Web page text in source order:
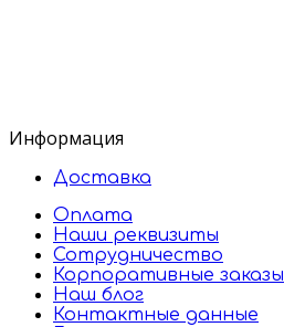
Информация
Доставка
Оплата
Наши реквизиты
Сотрудничество
Корпоративные заказы
Наш блог
Контактные данные